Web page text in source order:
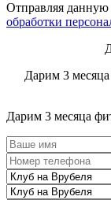
Отправляя данную
обработки
Дарим 3
Дарим 3 месяца